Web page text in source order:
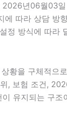
년06월03
에 따라 상담
정 방식에 따라
황을 구체적
, 보험 조건,
유지되는 구